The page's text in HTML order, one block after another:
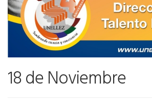
18 de Noviembre